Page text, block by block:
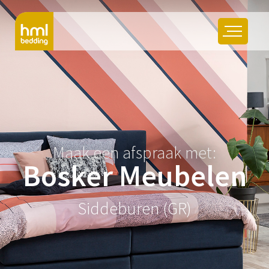
Maak een afspraak met:
Bosker Meubelen
Siddeburen (GR)